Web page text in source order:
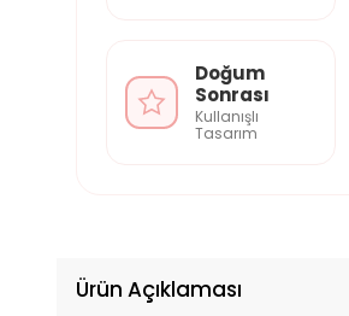
Doğum
Sonrası
Kullanışlı
Tasarım
Ürün Açıklaması